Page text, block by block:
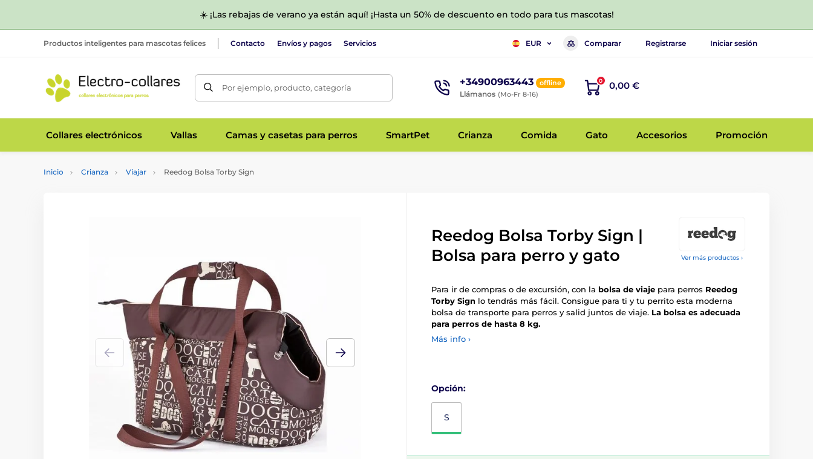
☀️ ¡Las rebajas de verano ya están aquí! ¡Hasta un 50% de descuento en todo para tus mascotas!
Productos inteligentes para mascotas felices Contacto Envíos y pagos Servicios EUR Comparar Registrarse Iniciar sesión
Por ejemplo, producto, categoría +34900963443 offline
Llámanos (Mo-Fr 8-16)
0 0,00 €
Collares electrónicos Vallas Camas y casetas para perros SmartPet Crianza Comida Gato Accesorios Promoción
Inicio Crianza Viajar Reedog Bolsa Torby Sign
Ver más productos ›
Reedog Bolsa Torby Sign |
Bolsa para perro y gato
Para ir de compras o de excursión, con la bolsa de viaje para perros Reedog
Torby Sign lo tendrás más fácil. Consigue para ti y tu perrito esta moderna
bolsa de transporte para perros y salid juntos de viaje. La bolsa es adecuada
para perros de hasta 8 kg.
Más info ›
Opción:
S